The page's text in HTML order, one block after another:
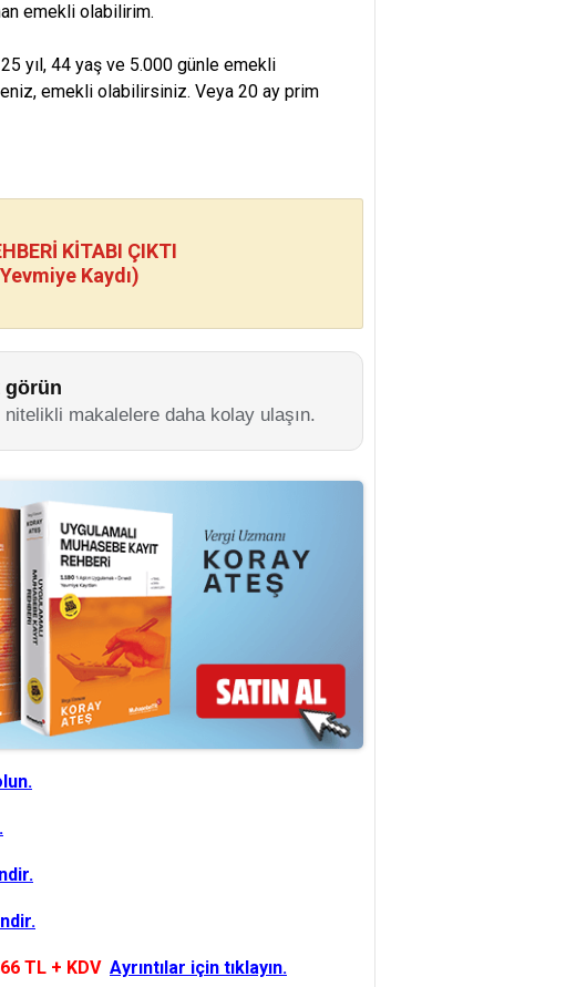
emekli olabilirim.
yıl, 44 yaş ve 5.000 günle emekli
emekli olabilirsiniz. Veya 20 ay prim
KİTABI ÇIKTI
Kaydı)
görün
makalelere daha kolay ulaşın.
TL + KDV Ayrıntılar için tıklayın.